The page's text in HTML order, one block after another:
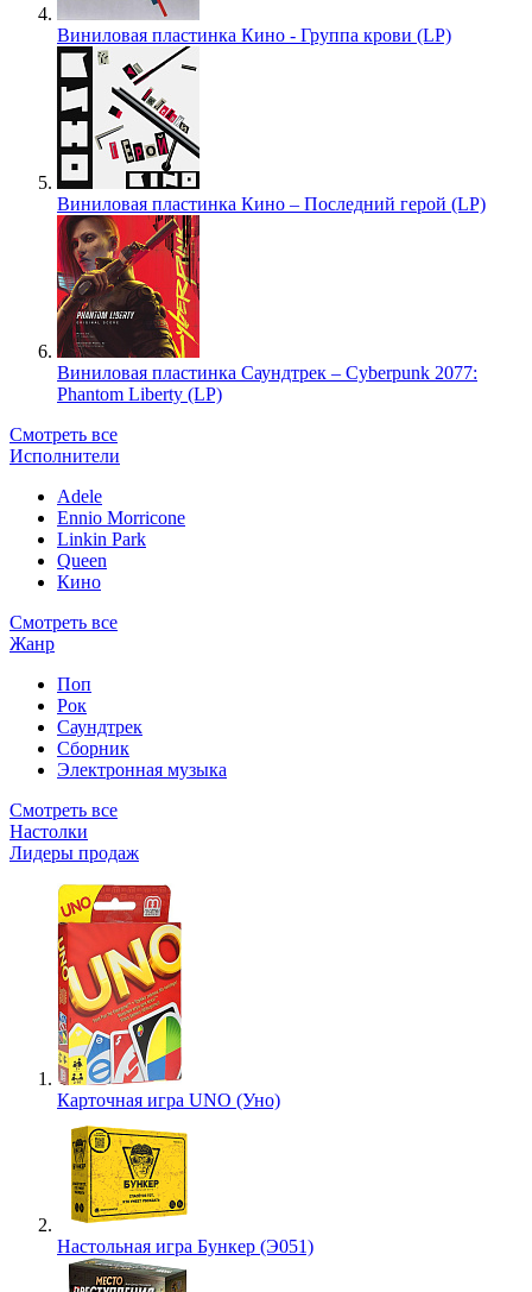
Виниловая пластинка Кино - Группа крови (LP)
Виниловая пластинка Кино – Последний герой (LP)
Виниловая пластинка Саундтрек – Cyberpunk 2077:
Phantom Liberty (LP)
Смотреть все
Исполнители
Adele
Ennio Morricone
Linkin Park
Queen
Кино
Смотреть все
Жанр
Поп
Рок
Саундтрек
Сборник
Электронная музыка
Смотреть все
Настолки
Лидеры продаж
Карточная игра UNO (Уно)
Настольная игра Бункер (Э051)